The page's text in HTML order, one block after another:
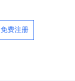
免费注册